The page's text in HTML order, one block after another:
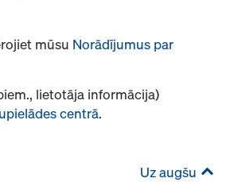
mūsu Norādījumus par
lietotāja informācija)
centrā.
Uz augšu